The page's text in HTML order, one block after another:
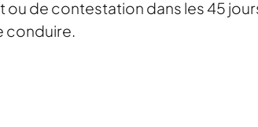
de contestation dans les 45
conduire.